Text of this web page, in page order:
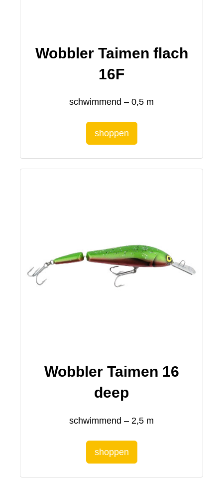
Wobbler Taimen flach
16F
schwimmend – 0,5 m
shoppen
Wobbler Taimen 16
deep
schwimmend – 2,5 m
shoppen